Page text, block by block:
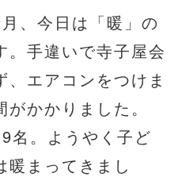
、今日は「暖」の
。手違いで寺子屋会
エアコンをつけま
かかりました。
名。ようやく子ど
暖まってきまし